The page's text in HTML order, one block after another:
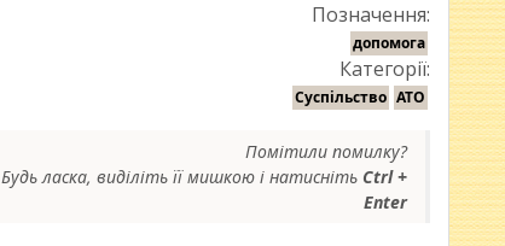
Позначення:
допомога
Категорії:
Суспільство АТО
Помітили помилку?
Будь ласка, виділіть її мишкою і натисніть Ctrl +
Enter